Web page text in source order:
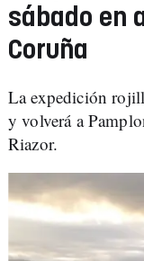
sábado en
Coruña
La expedición
y volverá a
Riazor.